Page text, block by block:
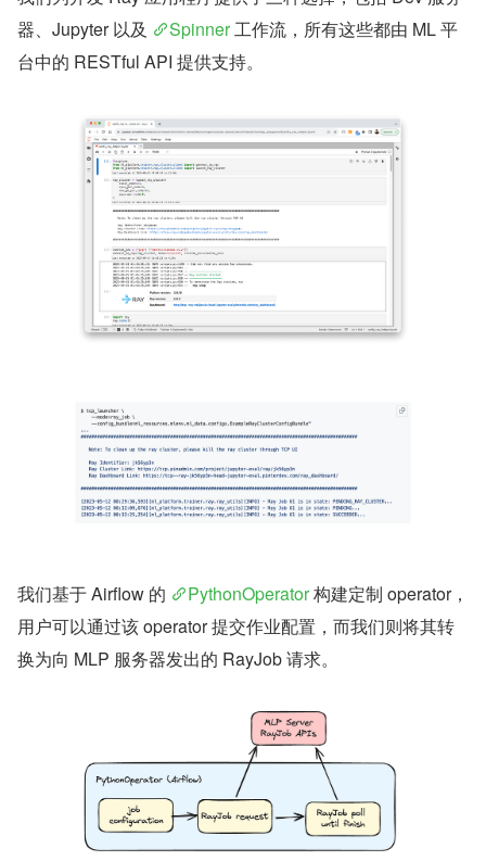
器、Jupyter 以及
Spinner 工作流，所有这些都由 ML 平
台中的 RESTful API 提供支持。
我们基于 Airflow 的 PythonOperator 构建定制 operator，
用户可以通过该 operator 提交作业配置，而我们则将其转
换为向 MLP 服务器发出的 RayJob 请求。